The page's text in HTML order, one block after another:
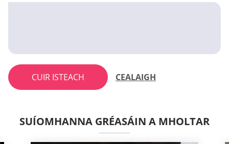
CUIR ISTEACH CEALAIGH
SUÍOMHANNA GRÉASÁIN A MHOLTAR